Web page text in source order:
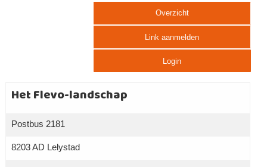
Overzicht
Link aanmelden
Login
Het Flevo-landschap
Postbus 2181
8203 AD Lelystad